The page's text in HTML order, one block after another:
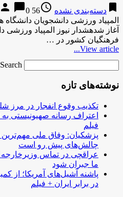
bookmark دسته‌بندی نشده access_time
56 years ago
person chat_bubble0
المپیاد ورزشی دانشجویان
آغاز شدهشدار نیوز المپیاد ورزشی
فرهنگیان کشور در …
View article...
Search …
نوشته‌های تازه
تکذیب وقوع انفجار در مرز
اعتراف رسانه صهیونیستی به
فیلم
پزشکیان: وفاق ملی مهم‌ترین
چالش‌های پیش رو است
عراقچی در تماس وزیرخارجه
ما جبران شود
پاشنه آشیل‌های آمریکا؛ از
در برابر ایران + فیلم